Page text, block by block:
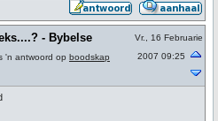
- Bybelse
'n antwoord op boodskap
Vr., 16 Februarie
2007 09:25